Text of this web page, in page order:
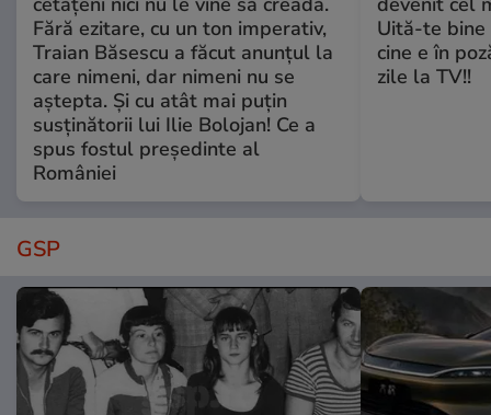
Fără ezitare, cu un ton imperativ,
Traian Băsescu a făcut anunțul la
care nimeni, dar nimeni nu se
aștepta. Și cu atât mai puțin
susținătorii lui Ilie Bolojan! Ce a
spus fostul președinte al
României
Uită-te bine
cine e în
zile la TV!!
GSP